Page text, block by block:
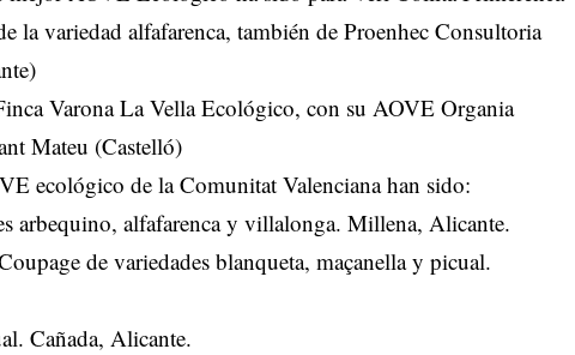
la variedad alfafarenca, también de Proenhec Consultoria
Varona La Vella Ecológico, con su AOVE Organia
Mateu (Castelló)
ecológico de la Comunitat Valenciana han sido:
arbequino, alfafarenca y villalonga. Millena, Alicante.
de variedades blanqueta, maçanella y picual.
Cañada, Alicante.